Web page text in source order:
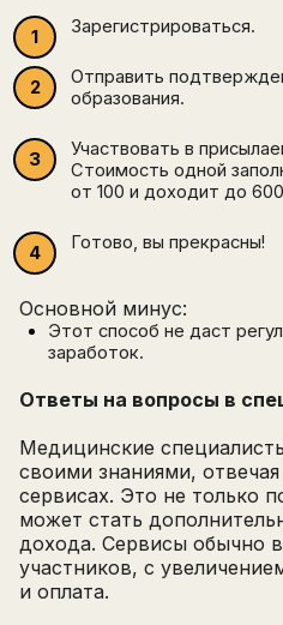
Зарегистрироваться.
Отправить
образования.
Участвовать в
Стоимость одной
от 100 и доходит до
Готово, вы прекрасны!
Основной минус:
Этот способ не даст
заработок.
Ответы на вопросы в
Медицинские
своими знаниями,
сервисах. Это не только
может стать
дохода. Сервисы обычно
участников, с
и оплата.